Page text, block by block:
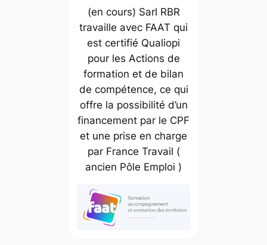
(en cours) Sarl RBR
travaille avec FAAT qui
est certifié Qualiopi
pour les Actions de
formation et de bilan
de compétence, ce qui
offre la possibilité d’un
financement par le CPF
et une prise en charge
par France Travail (
ancien Pôle Emploi )